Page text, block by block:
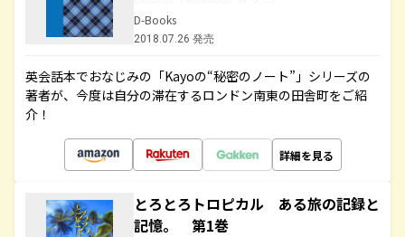
D-Books
2018.07.26 発売
英会話本でおなじみの「Kayoの“秘密のノート”」シリーズの
著者が、今度は自分の滞在するロンドン南東の田舎町をご紹
介！
詳細を見る
とろとろトロピカル ある旅の記録と
記憶。 第1巻